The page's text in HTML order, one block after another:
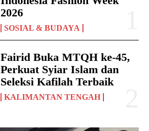
2026
SOSIAL & BUDAYA
Fairid Buka MTQH ke-45,
Perkuat Syiar Islam dan
Seleksi Kafilah Terbaik
KALIMANTAN TENGAH